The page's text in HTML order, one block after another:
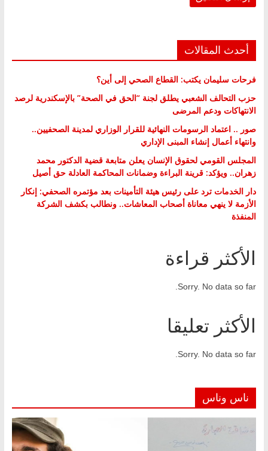
أحدث المقالات
فرحات سليمان يكتب: القطاع الصحي إلى أين؟
حزب التحالف الشعبي يطلق لجنة “الحق في الصحة” بالإسكندرية لرصد
الانتهاكات ودعم المرضى
صور .. اعتماد الرسومات النهائية للقرار الوزاري لمدينة الصحفيين..
وانتهاء أعمال إنشاء المبنى الإداري
المجلس القومي لحقوق الإنسان يعلن متابعة قضية الدكتور محمد
زهران.. ويؤكد: قرينة البراءة وضمانات المحاكمة العادلة حق أصيل
دار الخدمات ترد على رئيس هيئة التأمينات بعد مؤتمره الصحفي: إنكار
الأزمة لا ينهي معاناة أصحاب المعاشات.. ونطالب بكشف الشركة
المنفذة
الأكثر قراءة
Sorry. No data so far.
الأكثر تعليقا
Sorry. No data so far.
ناس وناس